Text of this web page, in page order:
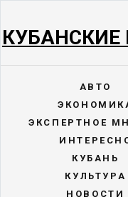
КУБАНСКИЕ
АВТО
ЭКСПЕРТНОЕ
КУБАНЬ
КУЛЬТУРА
НОВОСТИ